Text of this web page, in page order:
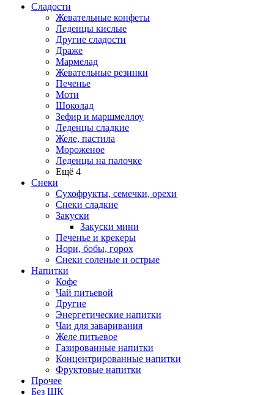
Сладости
Жевательные конфеты
Леденцы кислые
Другие сладости
Драже
Мармелад
Жевательные резинки
Печенье
Моти
Шоколад
Зефир и маршмеллоу
Леденцы сладкие
Желе, пастила
Мороженое
Леденцы на палочке
Ещё 4
Снеки
Сухофрукты, семечки, орехи
Снеки сладкие
Закуски
Закуски мини
Печенье и крекеры
Нори, бобы, горох
Снеки соленые и острые
Напитки
Кофе
Чай питьевой
Другие
Энергетические напитки
Чаи для заваривания
Желе питьевое
Газированные напитки
Концентрированные напитки
Фруктовые напитки
Прочее
Без ШК